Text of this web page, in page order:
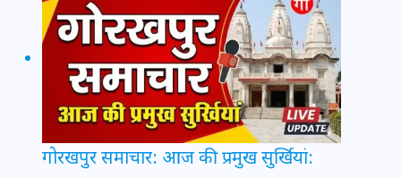
गोरखपुर समाचार: आज की प्रमुख सुर्खियां: